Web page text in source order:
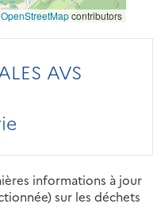
OpenStreetMapcontributors
AVS
informations à jour
sur les déchets